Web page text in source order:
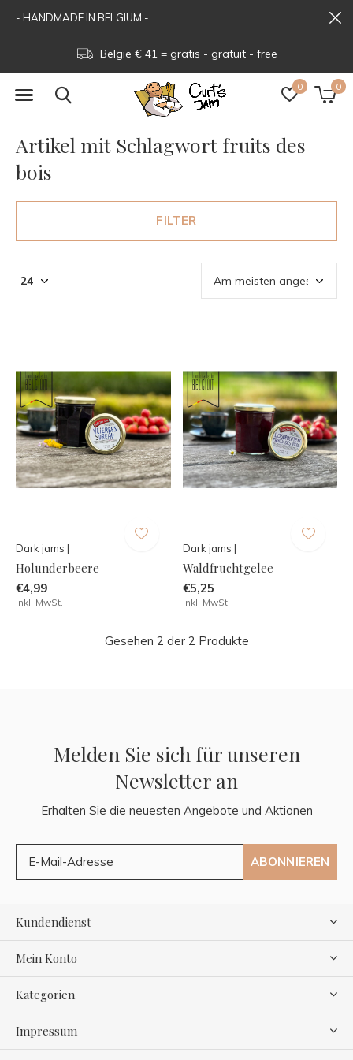
0 0
Beveiligd -
- HANDMADE IN BELGIUM -
Artikel mit Schlagwort fruits des
bois
FILTER
Dark jams |
Holunderbeere
€4,99
Inkl. MwSt.
Dark jams |
Waldfruchtgelee
€5,25
Inkl. MwSt.
Gesehen 2 der 2 Produkte
Melden Sie sich für unseren
Newsletter an
Erhalten Sie die neuesten Angebote und Aktionen
ABONNIEREN
Kundendienst
Mein Konto
Kategorien
Impressum